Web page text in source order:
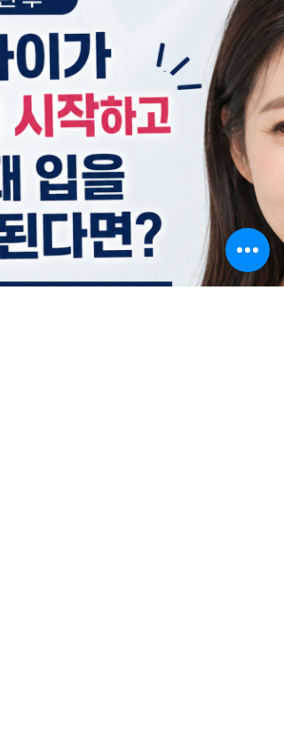
안녕하세요. 진료로 증명하고, 설명으로 더 가까워
는 치과 김해 외동 미소치과 교정원장 김상희입니
결혼을 앞두고 교정을 고민하는 분들이 늘어나는
유 결혼을 준비하는 과정에서는 드레스, 메이크업,
튜디오 촬영 등 신경 써야 할 부분이 정말 많습니다.
그런데 막상 웨딩촬영 날짜가 가까워질수록 사진
자신의 입매나 치아 배열이 유독 신경 쓰인다고 말
하시는 분들도 적지 않습니다. ​ 평소에는 크게 의식
지 않았던 덧니나 삐뚤어진 앞니, 돌출된 입매가 사
에서는 더 도드라져 보일 수 있기 때문입니다. ​ 이때
많은 분들이 결혼식이 얼마 남지 않았는데 지금이
도 교정을 시작할 수 있을지 고민하게 됩니다. 결혼
준비 중 교정을 고민하는 분들이 생각보다 많습니
실제로 교정 상담을 오시는 예비 신랑·신부 분들 중
는 웨딩촬영을 앞두고 상담을 받는 경우가 많습니